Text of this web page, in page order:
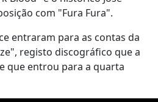
com "Fura Fura".
entraram para as contas da
registo discográfico que a
que entrou para a quarta